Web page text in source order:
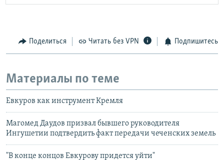
Поделиться Читать без VPN Подпишитесь
Материалы по теме
Евкуров как инструмент Кремля
Магомед Даудов призвал бывшего руководителя
Ингушетии подтвердить факт передачи чеченских земель
"В конце концов Евкурову придется уйти"